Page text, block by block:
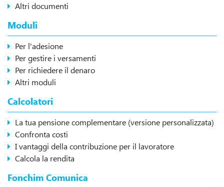
Altri documenti
Moduli
Per l'adesione
Per gestire i versamenti
Per richiedere il denaro
Altri moduli
Calcolatori
La tua pensione complementare (versione personalizzata)
Confronta costi
I vantaggi della contribuzione per il lavoratore
Calcola la rendita
Fonchim Comunica